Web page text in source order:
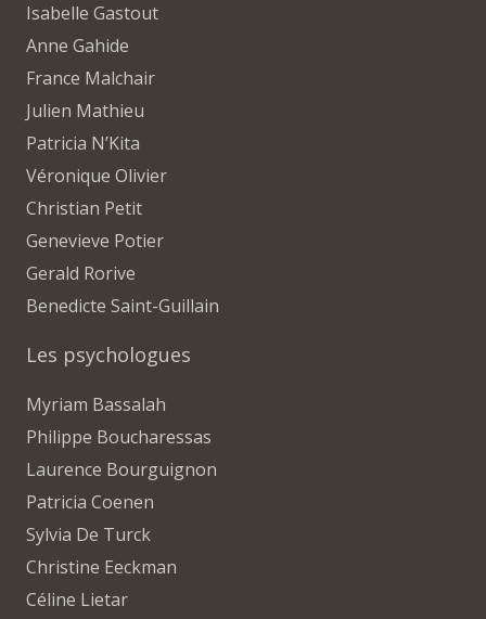
Isabelle Gastout
Anne Gahide
France Malchair
Julien Mathieu
Patricia N’Kita
Véronique Olivier
Christian Petit
Genevieve Potier
Gerald Rorive
Benedicte Saint-Guillain
Les psychologues
Myriam Bassalah
Philippe Boucharessas
Laurence Bourguignon
Patricia Coenen
Sylvia De Turck
Christine Eeckman
Céline Lietar